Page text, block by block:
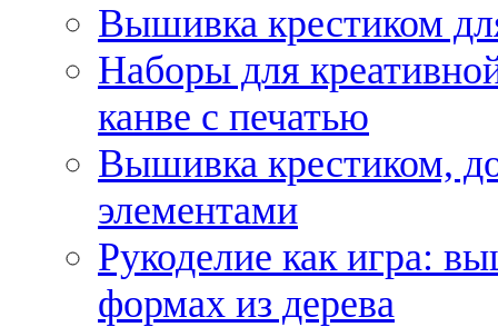
Вышивка крестиком
Наборы для
канве с печатью
Вышивка крестиком,
элементами
Рукоделие как игра:
формах из дерева